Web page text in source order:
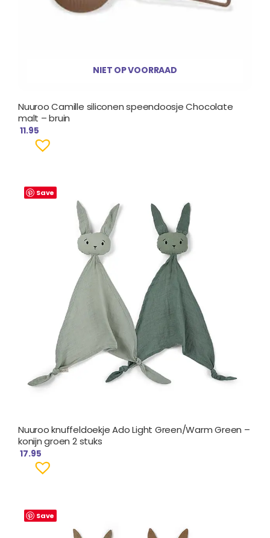
NIET OP VOORRAAD
Nuuroo Camille siliconen speendoosje Chocolate
malt – bruin
11.95
Save
Nuuroo knuffeldoekje Ado Light Green/Warm Green –
konijn groen 2 stuks
17.95
Save